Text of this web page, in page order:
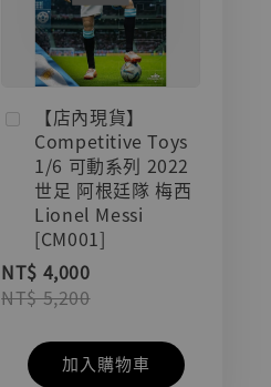
【店內現貨】
Competitive Toys
1/6 可動系列 2022
世足 阿根廷隊 梅西
Lionel Messi
[CM001]
NT$ 4,000
NT$ 5,200
加入購物車